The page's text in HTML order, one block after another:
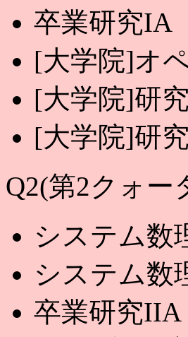
卒業研究IA
[大学院]オ
[大学院]研
[大学院]研
Q2(第2クォー
システム数
システム数
卒業研究IIA